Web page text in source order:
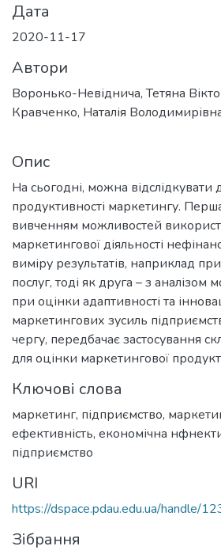
Дата
2020-11-17
Автори
Воронько-Невіднича, Тетяна
Кравченко, Наталія
Опис
На сьогодні, можна відслідкувати
продуктивності маркетингу.
вивченням можливостей
маркетингової діяльності
виміру результатів, наприклад при
послуг, тоді як друга – з аналізом
при оцінки адаптивності та
маркетингових зусиль
чергу, передбачає застосування
для оцінки маркетингової
Ключові слова
маркетинг, підприємство,
ефективність, економічна
підприємство
URI
https://dspace.pdau.edu.ua/handle/
Зібрання